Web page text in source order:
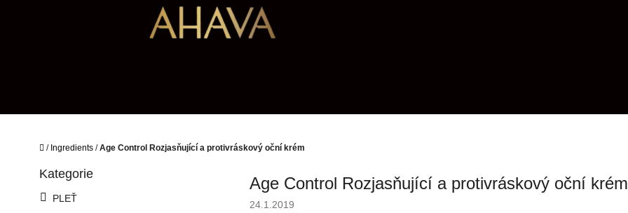
Domů
/ Ingredients / Age Control Rozjasňující a protivráskový oční krém
Přeskočit
Kategorie
PLEŤ
Age Control Rozjasňující a protivráskový oční krém
24.1.2019